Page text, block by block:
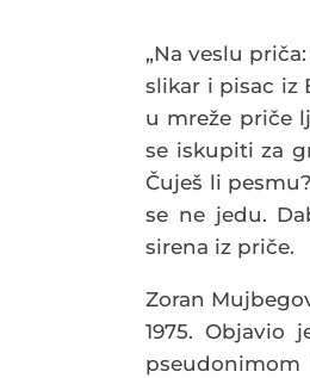
„Na veslu
slikar i pisac iz
u mreže priče
se iskupiti za
Čuješ li
se ne jedu.
sirena iz priče.
Zoran
1975. Objavio